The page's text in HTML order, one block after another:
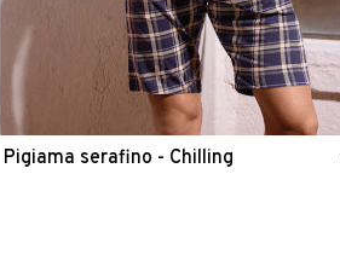
Pigiama serafino - Chilling